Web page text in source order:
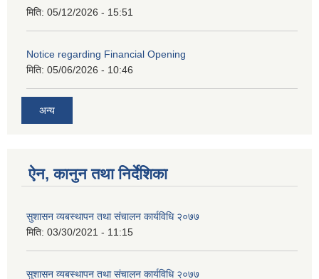
मिति: 05/12/2026 - 15:51
Notice regarding Financial Opening
मिति: 05/06/2026 - 10:46
अन्य
ऐन, कानुन तथा निर्देशिका
सुशासन व्यबस्थापन तथा संचालन कार्यविधि २०७७
मिति: 03/30/2021 - 11:15
सुशासन व्यबस्थापन तथा संचालन कार्यविधि २०७७